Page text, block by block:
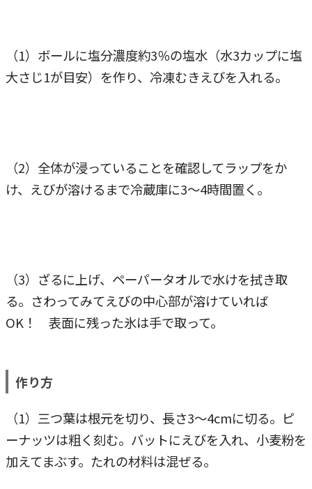
（1）ボールに塩分濃度約3％の塩水（水3カップに塩
大さじ1が目安）を作り、冷凍むきえびを入れる。
（2）全体が浸っていることを確認してラップをか
け、えびが溶けるまで冷蔵庫に3～4時間置く。
（3）ざるに上げ、ペーパータオルで水けを拭き取
る。さわってみてえびの中心部が溶けていれば
OK！ 表面に残った氷は手で取って。
作り方
（1）三つ葉は根元を切り、長さ3～4cmに切る。ピ
ーナッツは粗く刻む。バットにえびを入れ、小麦粉を
加えてまぶす。たれの材料は混ぜる。